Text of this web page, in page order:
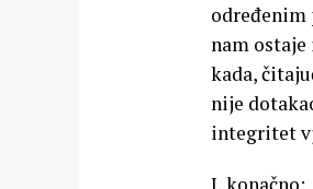
nam
kada,
nije
integritet